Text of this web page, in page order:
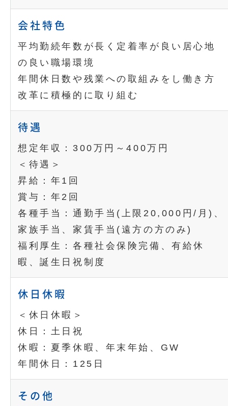
会社特色
平均勤続年数が長く定着率が良い居心地
の良い職場環境
年間休日数や残業への取組みをし働き方
改革に積極的に取り組む
待遇
想定年収：300万円～400万円
＜待遇＞
昇給：年1回
賞与：年2回
各種手当：通勤手当(上限20,000円/月)、
家族手当、家賃手当(遠方の方のみ)
福利厚生：各種社会保険完備、有給休
暇、誕生日祝制度
休日休暇
＜休日休暇＞
休日：土日祝
休暇：夏季休暇、年末年始、GW
年間休日：125日
その他